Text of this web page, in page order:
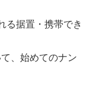
る据置・携帯でき
、始めてのナン